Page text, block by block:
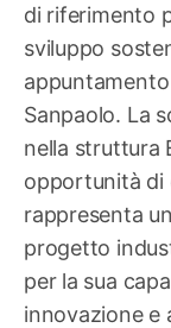
di riferimento
sviluppo
Sanpaolo. La
nella struttura
opportunità di
rappresenta
progetto
per la sua
innovazione e